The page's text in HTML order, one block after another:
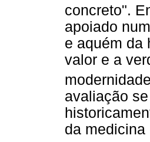
concreto".
apoiado
e aquém da
valor e a
modernidade
avaliação
da medicina